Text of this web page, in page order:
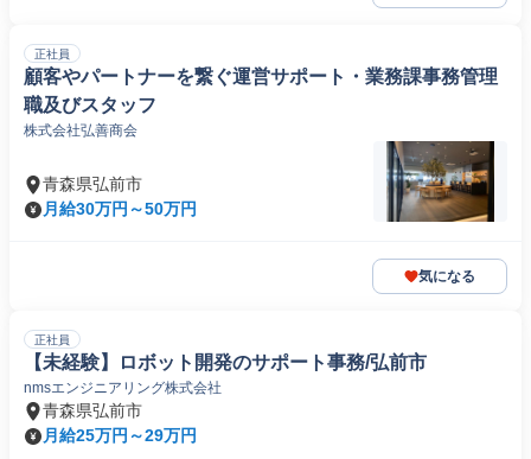
正社員
顧客やパートナーを繋ぐ運営サポート・業務課事務管理
職及びスタッフ
株式会社弘善商会
青森県弘前市
月給30万円～50万円
気になる
正社員
【未経験】ロボット開発のサポート事務/弘前市
nmsエンジニアリング株式会社
青森県弘前市
月給25万円～29万円